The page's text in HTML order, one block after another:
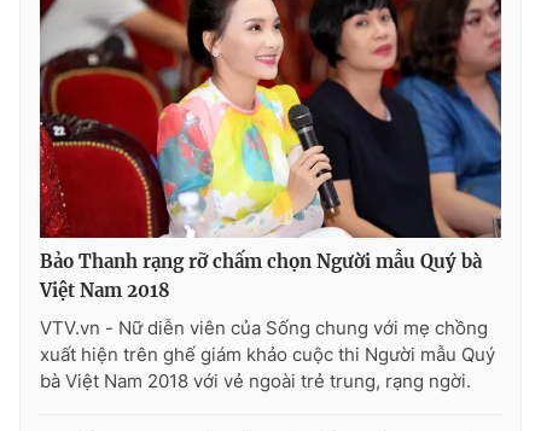
Bảo Thanh rạng rỡ chấm chọn Người mẫu Quý bà
Việt Nam 2018
VTV.vn - Nữ diễn viên của Sống chung với mẹ chồng
xuất hiện trên ghế giám khảo cuộc thi Người mẫu Quý
bà Việt Nam 2018 với vẻ ngoài trẻ trung, rạng ngời.